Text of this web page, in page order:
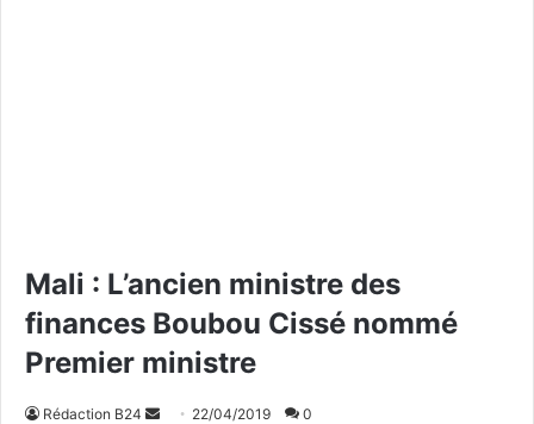
Mali : L’ancien ministre des
finances Boubou Cissé nommé
Premier ministre
Rédaction B24 22/04/2019 0